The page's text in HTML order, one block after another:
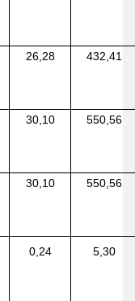
26,28 432,41
30,10 550,56
30,10 550,56
0,24 5,30